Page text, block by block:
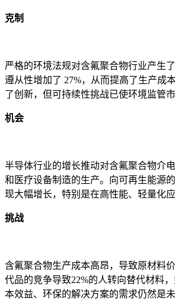
克制
严格的环境法规对含氟聚合物行业产生
遵从性增加了 27%，从而提高了生产成
了创新，但可持续性挑战已使环境监管
机会
半导体行业的增长推动对含氟聚合物介
和医疗设备制造的生产。向可再生能源
现大幅增长，特别是在高性能、轻量化应
挑战
含氟聚合物生产成本高昂，导致原材料
代品的竞争导致22%的人转向替代材料
本效益、环保的解决方案的需求仍然是